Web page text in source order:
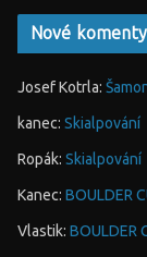
Nové komenty
Josef Kotrla:
kanec: Skialpování
Ropák: Skialpování
Kanec: BOULDER
Vlastik: BOULDER